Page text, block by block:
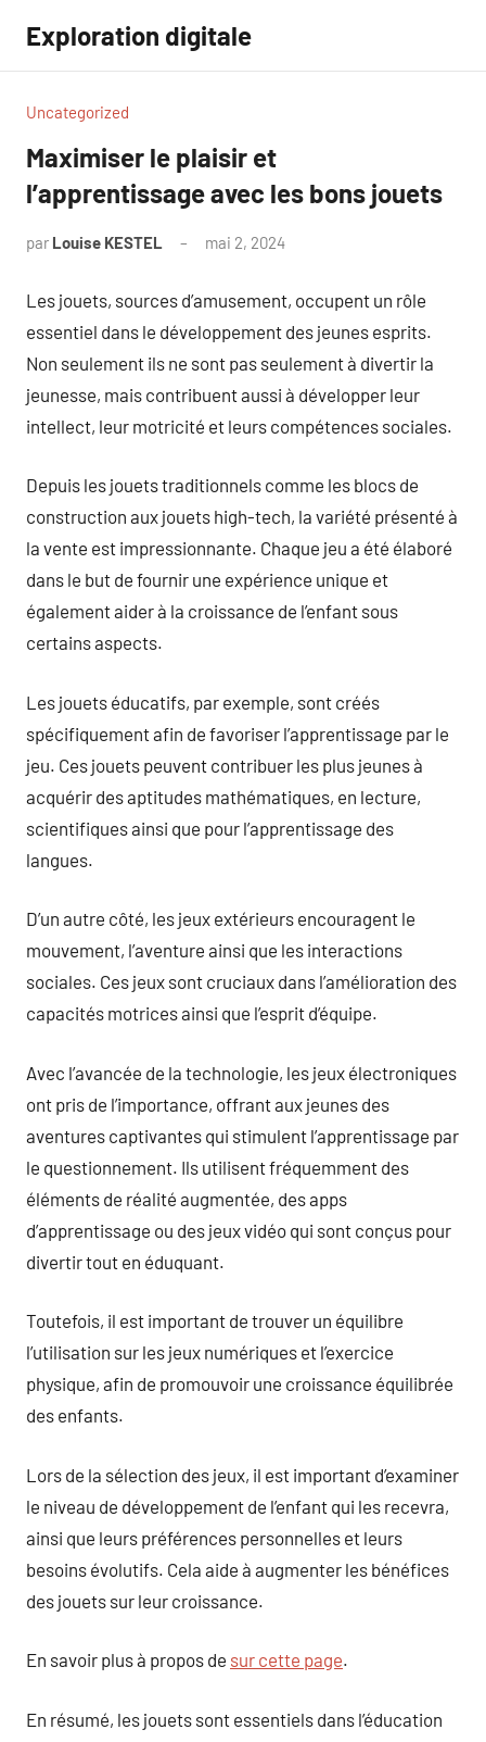
contenu
Exploration digitale
Uncategorized
Maximiser le plaisir et
l’apprentissage avec les bons jouets
par Louise KESTEL mai 2, 2024
Les jouets, sources d’amusement, occupent un rôle
essentiel dans le développement des jeunes esprits.
Non seulement ils ne sont pas seulement à divertir la
jeunesse, mais contribuent aussi à développer leur
intellect, leur motricité et leurs compétences sociales.
Depuis les jouets traditionnels comme les blocs de
construction aux jouets high-tech, la variété présenté à
la vente est impressionnante. Chaque jeu a été élaboré
dans le but de fournir une expérience unique et
également aider à la croissance de l’enfant sous
certains aspects.
Les jouets éducatifs, par exemple, sont créés
spécifiquement afin de favoriser l’apprentissage par le
jeu. Ces jouets peuvent contribuer les plus jeunes à
acquérir des aptitudes mathématiques, en lecture,
scientifiques ainsi que pour l’apprentissage des
langues.
D’un autre côté, les jeux extérieurs encouragent le
mouvement, l’aventure ainsi que les interactions
sociales. Ces jeux sont cruciaux dans l’amélioration des
capacités motrices ainsi que l’esprit d’équipe.
Avec l’avancée de la technologie, les jeux électroniques
ont pris de l’importance, offrant aux jeunes des
aventures captivantes qui stimulent l’apprentissage par
le questionnement. Ils utilisent fréquemment des
éléments de réalité augmentée, des apps
d’apprentissage ou des jeux vidéo qui sont conçus pour
divertir tout en éduquant.
Toutefois, il est important de trouver un équilibre
l’utilisation sur les jeux numériques et l’exercice
physique, afin de promouvoir une croissance équilibrée
des enfants.
Lors de la sélection des jeux, il est important d’examiner
le niveau de développement de l’enfant qui les recevra,
ainsi que leurs préférences personnelles et leurs
besoins évolutifs. Cela aide à augmenter les bénéfices
des jouets sur leur croissance.
En savoir plus à propos de sur cette page.
En résumé, les jouets sont essentiels dans l’éducation